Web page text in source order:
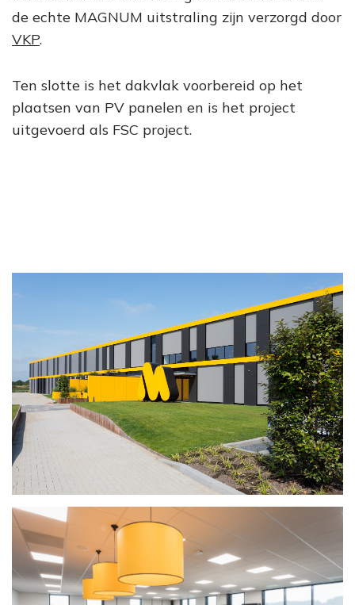
de echte MAGNUM uitstraling zijn verzorgd door
VKP.
Ten slotte is het dakvlak voorbereid op het
plaatsen van PV panelen en is het project
uitgevoerd als FSC project.